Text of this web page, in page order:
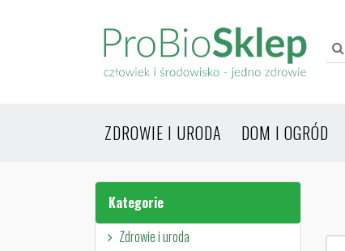
ZDROWIE I URODA DOM I OGRÓD
Kategorie
Zdrowie i uroda